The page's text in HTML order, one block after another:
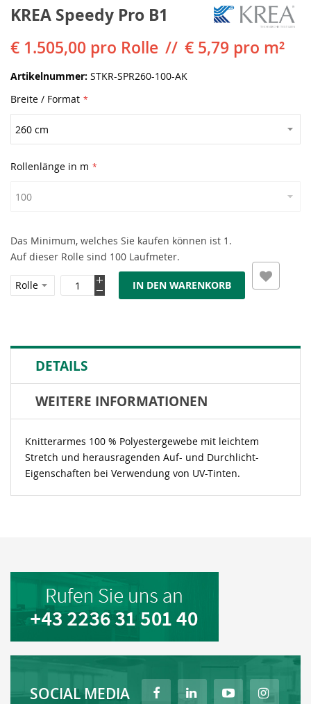
KREA Speedy Pro B1
€ 1.505,00 pro Rolle € 5,79 pro m²
Artikelnummer STKR-SPR260-100-AK
Breite / Format
Rollenlänge in m
Das Minimum, welches Sie kaufen können ist 1.
Auf dieser Rolle sind 100 Laufmeter.
IN DEN WARENKORB
DETAILS
WEITERE INFORMATIONEN
Knitterarmes 100 % Polyestergewebe mit leichtem
Stretch und herausragenden Auf- und Durchlicht-
Eigenschaften bei Verwendung von UV-Tinten.
SOCIAL MEDIA